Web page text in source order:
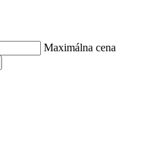
Maximálna cena